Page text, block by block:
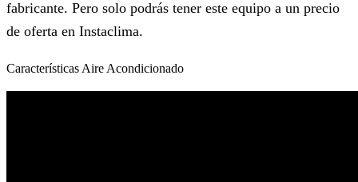
fabricante. Pero solo podrás tener este equipo a un precio
de oferta en Instaclima.
Características Aire Acondicionado